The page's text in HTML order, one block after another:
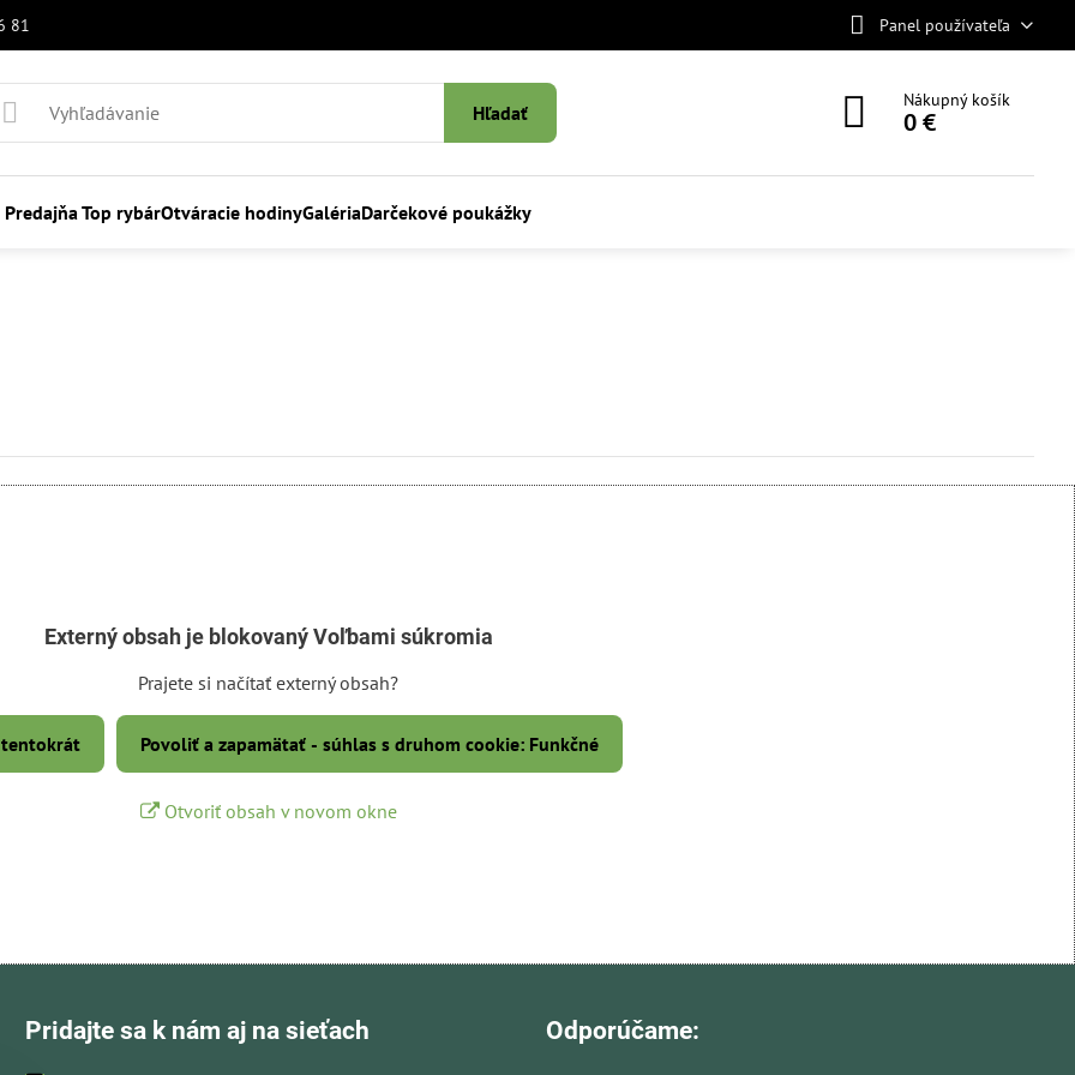
81 Panel používateľa
Hľadať
Nákupný košík
0 €
Predajňa Top rybárOtváracie hodinyGalériaDarčekové poukážky
Externý obsah je blokovaný Voľbami súkromia
Prajete si načítať externý obsah?
Povoliť a zapamätať - súhlas s druhom cookie: Funkčné
Otvoriť obsah v novom okne
Pridajte sa k nám aj na sieťach Odporúčame: